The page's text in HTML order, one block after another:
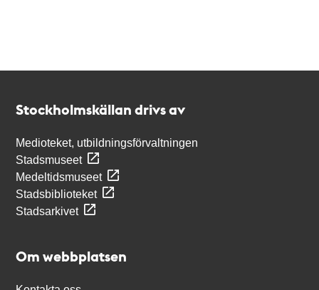
Stockholmskällan drivs av
Medioteket, utbildningsförvaltningen
Stadsmuseet
Medeltidsmuseet
Stadsbiblioteket
Stadsarkivet
Om webbplatsen